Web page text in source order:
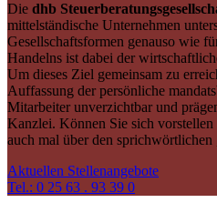
Die dhb
mittelständische Unternehmen
Gesellschaftsformen genauso wie
Handelns ist dabei der
Um dieses Ziel gemeinsam zu
Auffassung der persönliche
Mitarbeiter unverzichtbar und
Kanzlei. Können Sie sich vorstellen
auch mal über den sprichwörtlichen
Aktuellen Stellenangebote
Tel.: 0 25 63 . 93 39 0